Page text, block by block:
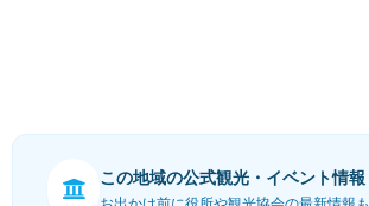
この地域の公式観光・イベント情報